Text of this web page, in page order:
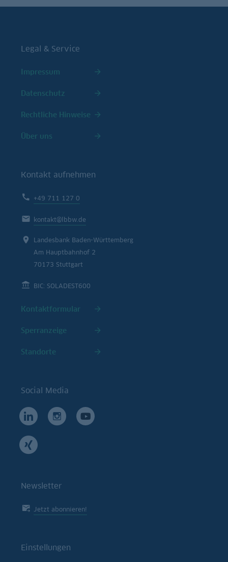
Legal & Service
Impressum
Datenschutz
Rechtliche Hinweise
Über uns
Kontakt aufnehmen
+49 711 127 0
kontakt@lbbw.de
Landesbank Baden-Württemberg
Am Hauptbahnhof 2
70173 Stuttgart
BIC: SOLADEST600
Kontaktformular
Sperranzeige
Standorte
Social Media
Newsletter
Jetzt abonnieren!
Einstellungen